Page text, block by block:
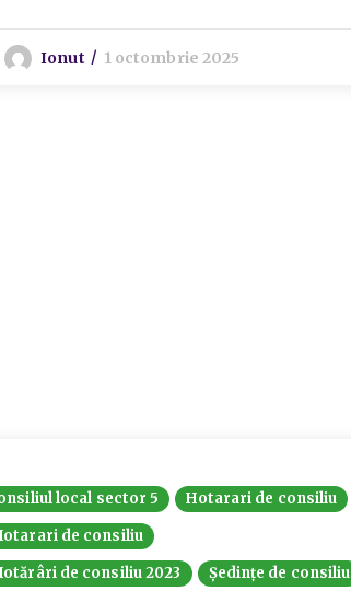
Ionut 1 octombrie 2025
local sector 5
Hotarari de consiliu
de consiliu
de consiliu 2023
Ședințe de consiliu